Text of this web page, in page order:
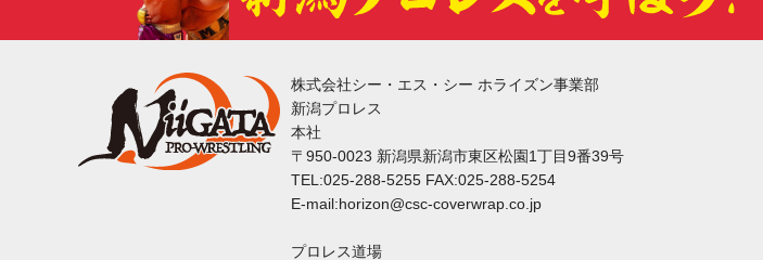
株式会社シー・エス・シー ホライズン事業部
新潟プロレス
本社
〒950-0023 新潟県新潟市東区松園1丁目9番39号
TEL:025-288-5255 FAX:025-288-5254
E-mail:horizon@csc-coverwrap.co.jp
プロレス道場